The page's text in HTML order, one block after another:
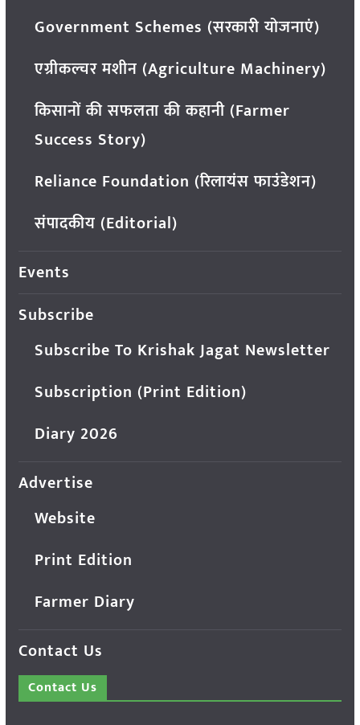
Government Schemes (सरकारी योजनाएं)
एग्रीकल्चर मशीन (Agriculture Machinery)
किसानों की सफलता की कहानी (Farmer
Success Story)
Reliance Foundation (रिलायंस फाउंडेशन)
संपादकीय (Editorial)
Events
Subscribe
Subscribe To Krishak Jagat Newsletter
Subscription (Print Edition)
Diary 2026
Advertise
Website
Print Edition
Farmer Diary
Contact Us
Contact Us